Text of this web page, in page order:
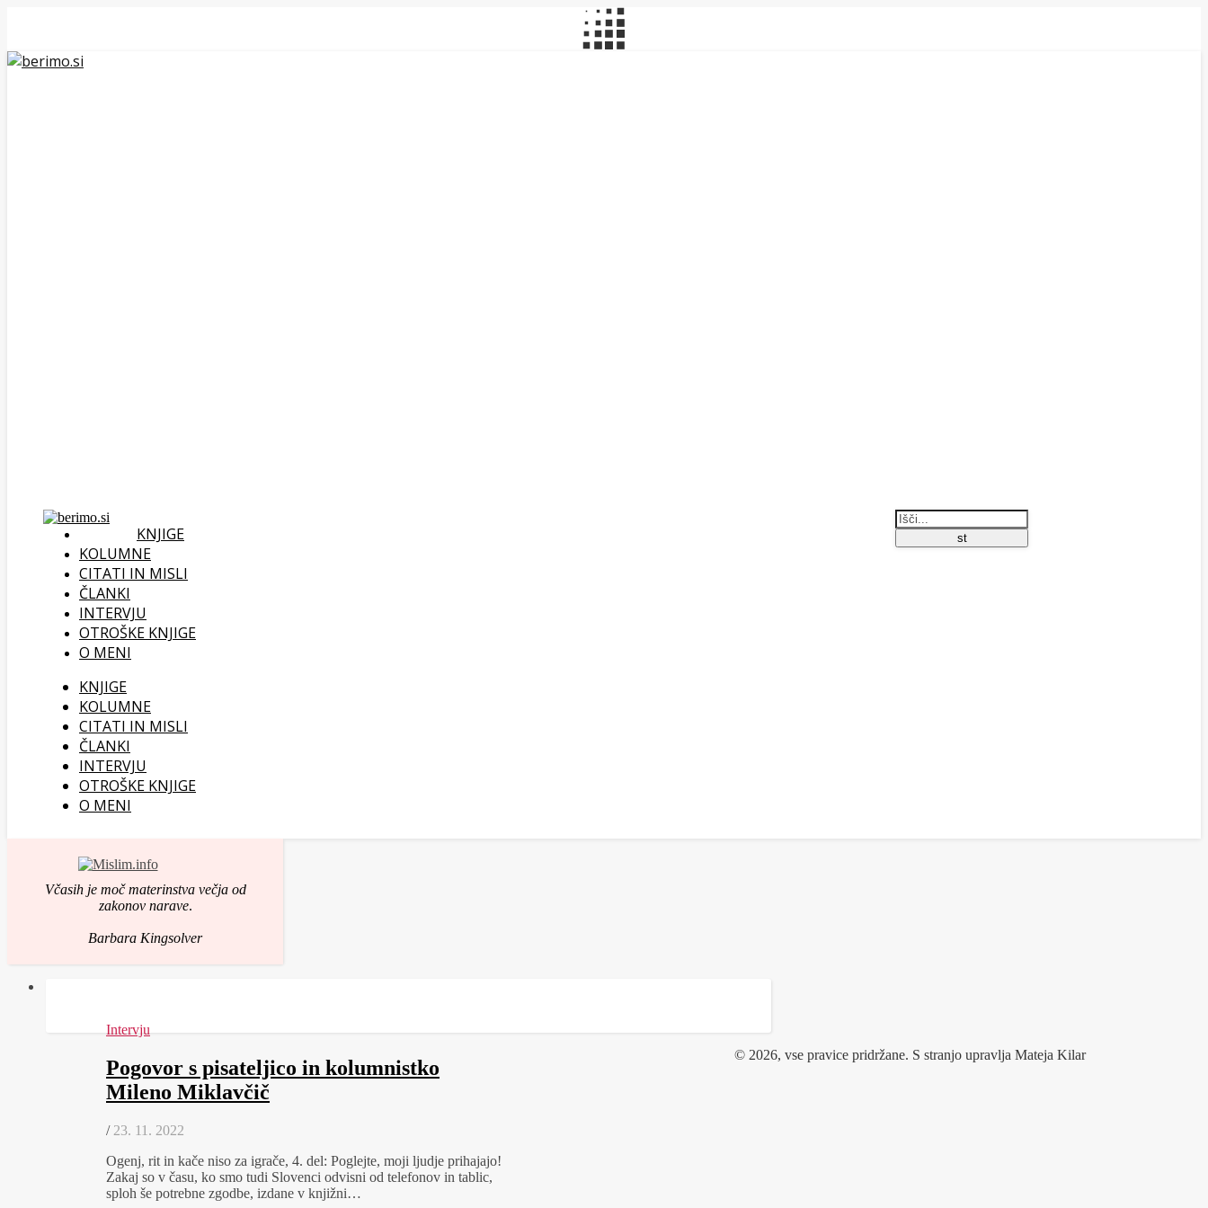
KNJIGE
KOLUMNE
CITATI IN MISLI
ČLANKI
INTERVJU
OTROŠKE KNJIGE
O MENI
KNJIGE
KOLUMNE
CITATI IN MISLI
ČLANKI
INTERVJU
OTROŠKE KNJIGE
O MENI
Včasih je moč materinstva večja od
zakonov narave.
Barbara Kingsolver
Intervju
Pogovor s pisateljico in kolumnistko
Mileno Miklavčič
/ 23. 11. 2022
Ogenj, rit in kače niso za igrače, 4. del: Poglejte, moji ljudje prihajajo!
Zakaj so v času, ko smo tudi Slovenci odvisni od telefonov in tablic,
sploh še potrebne zgodbe, izdane v knjižni…
© 2026, vse pravice pridržane. S stranjo upravlja Mateja Kilar